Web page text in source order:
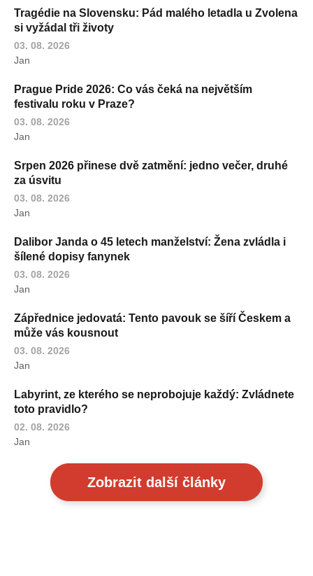
Tragédie na Slovensku: Pád malého letadla u Zvolena
si vyžádal tři životy
03. 08. 2026
Jan
Prague Pride 2026: Co vás čeká na největším
festivalu roku v Praze?
03. 08. 2026
Jan
Srpen 2026 přinese dvě zatmění: jedno večer, druhé
za úsvitu
03. 08. 2026
Jan
Dalibor Janda o 45 letech manželství: Žena zvládla i
šílené dopisy fanynek
03. 08. 2026
Jan
Zápřednice jedovatá: Tento pavouk se šíří Českem a
může vás kousnout
03. 08. 2026
Jan
Labyrint, ze kterého se neprobojuje každý: Zvládnete
toto pravidlo?
02. 08. 2026
Jan
Zobrazit další články